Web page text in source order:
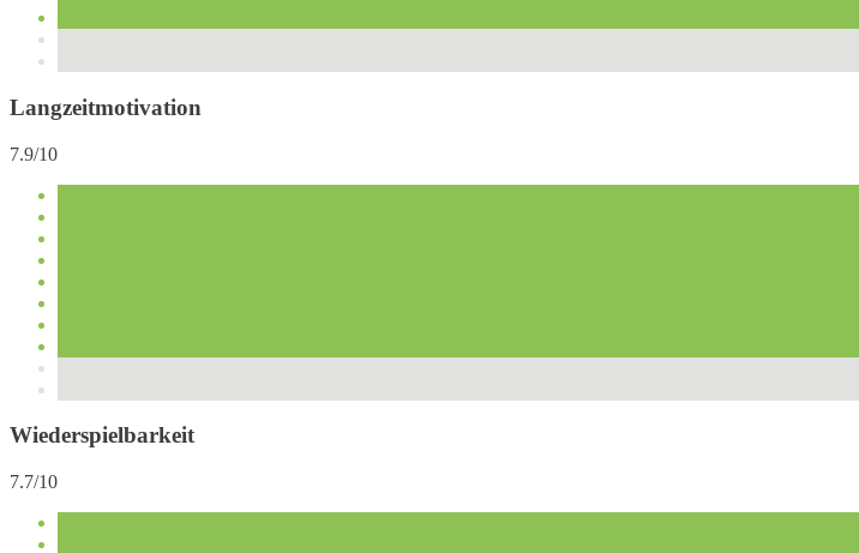
Langzeitmotivation
7.9/10
Wiederspielbarkeit
7.7/10